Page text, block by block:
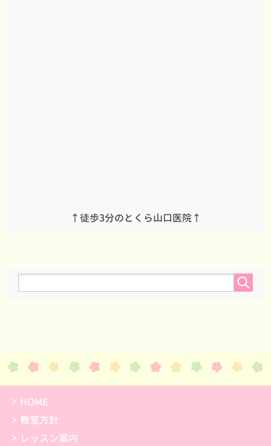
↑徒歩3分のとくら山口医院↑
HOME
教室方針
レッスン案内